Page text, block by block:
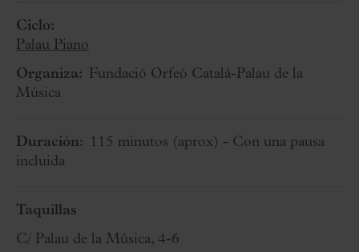
Ciclo:
Palau Piano
Organiza: Fundació Orfeó Català-Palau de la
Música
Duración: 115 minutos (aprox) - Con una pausa
incluida
Taquillas
C/ Palau de la Música, 4-6